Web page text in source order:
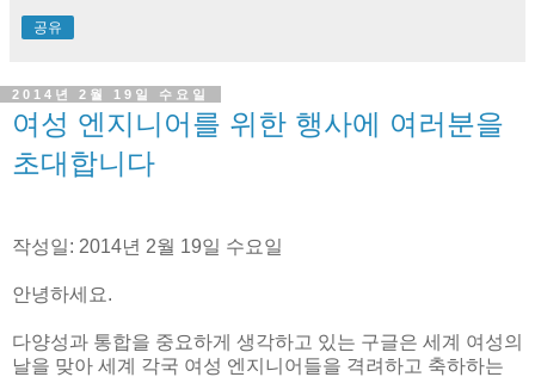
공유
2014년 2월 19일 수요일
여성 엔지니어를 위한 행사에 여러분을
초대합니다
작성일: 2014년 2월 19일 수요일
안녕하세요.
다양성과 통합을 중요하게 생각하고 있는 구글은 세계 여성의
날을 맞아 세계 각국 여성 엔지니어들을 격려하고 축하하는